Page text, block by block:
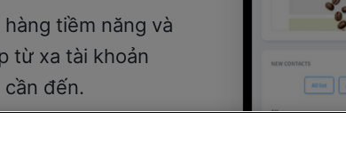
tiềm năng và
từ xa tài khoản
đến.